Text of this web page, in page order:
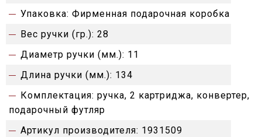
Упаковка: Фирменная подарочная коробка
Вес ручки (гр.): 28
Диаметр ручки (мм.): 11
Длина ручки (мм.): 134
Комплектация: ручка, 2 картриджа, конвертер,
подарочный футляр
Артикул производителя: 1931509